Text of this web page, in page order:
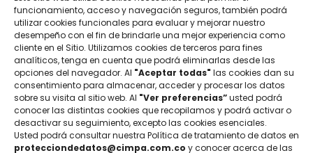
funcionamiento, acceso y navegación seguros, también podrá
utilizar cookies funcionales para evaluar y mejorar nuestro
desempeño con el fin de brindarle una mejor experiencia como
cliente en el Sitio. Utilizamos cookies de terceros para fines
analíticos, tenga en cuenta que podrá eliminarlas desde las
opciones del navegador. Al "Aceptar todas" las cookies dan su
consentimiento para almacenar, acceder y procesar los datos
sobre su visita al sitio web. Al "Ver preferencias”usted podrá
conocer las distintas cookies que recopilamos y podrá activar o
desactivar su seguimiento, excepto las cookies esenciales.
Usted podrá consultar nuestra Política de tratamiento de datos en
protecciondedatos@cimpa.com.co y conocer acerca de las
De Confitería
De productos procesados
De suplementos alimenticios​
Del cuidado personal​
De laboratorio
General
De limpieza y desinfección
Sabores naturales y artificales